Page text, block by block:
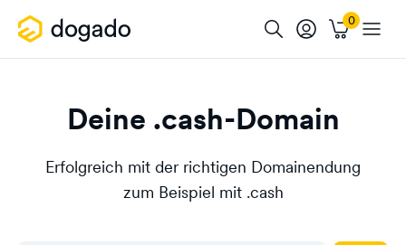
Deine .cash-Domain
Erfolgreich mit der richtigen Domainendung
zum Beispiel mit .cash